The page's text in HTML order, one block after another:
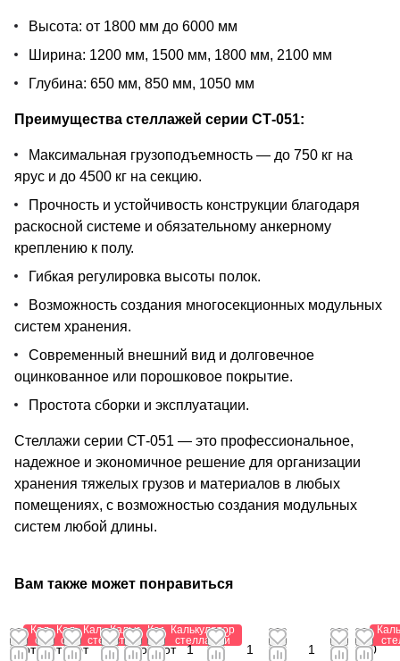
Высота: от 1800 мм до 6000 мм
Ширина: 1200 мм, 1500 мм, 1800 мм, 2100 мм
Глубина: 650 мм, 850 мм, 1050 мм
Преимущества стеллажей серии СТ-051:
Максимальная грузоподъемность — до 750 кг на
ярус и до 4500 кг на секцию.
Прочность и устойчивость конструкции благодаря
раскосной системе и обязательному анкерному
креплению к полу.
Гибкая регулировка высоты полок.
Возможность создания многосекционных модульных
систем хранения.
Современный внешний вид и долговечное
оцинкованное или порошковое покрытие.
Простота сборки и эксплуатации.
Стеллажи серии СТ-051 — это профессиональное,
надежное и экономичное решение для организации
хранения тяжелых грузов и материалов в любых
помещениях, с возможностью создания модульных
систем любой длины.
Вам также может понравиться
Калькулятор
стеллажей
от 1
Калькулятор
стеллажей
от
Калькулятор
стеллажей
от
Калькулятор
стеллажей
от
Калькулятор
стеллажей
от
Калькулятор
стеллажей
от
1
1
1
0